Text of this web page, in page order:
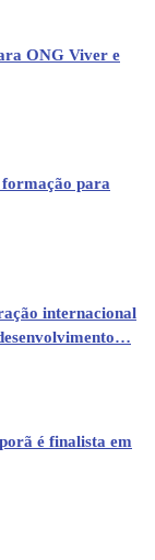
ONG Viver e
para
internacional
é finalista em